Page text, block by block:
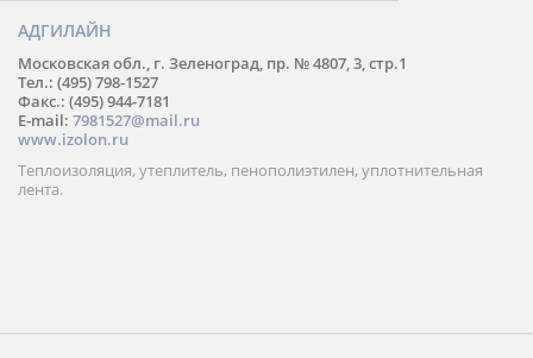
АДГИЛАЙН
Московская обл., г. Зеленоград, пр. № 4807, 3, стр.1
Тел.: (495) 798-1527
Факс.: (495) 944-7181
E-mail: 7981527@mail.ru
www.izolon.ru
Теплоизоляция, утеплитель, пенополиэтилен, уплотнительная
лента.